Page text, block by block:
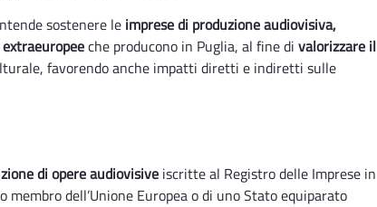
sostenere le imprese di produzione audiovisiva,
che producono in Puglia, al fine di valorizzare il
favorendo anche impatti diretti e indiretti sulle
di opere audiovisive iscritte al Registro delle Imprese in
dell’Unione Europea o di uno Stato equiparato